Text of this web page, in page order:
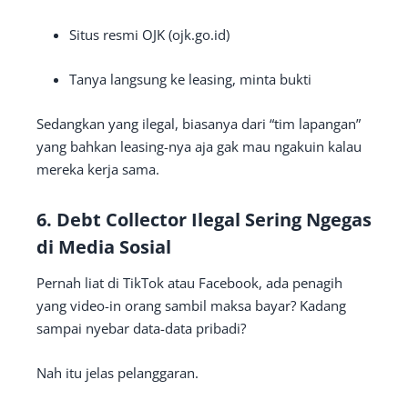
Situs resmi OJK (ojk.go.id)
Tanya langsung ke leasing, minta bukti
Sedangkan yang ilegal, biasanya dari “tim lapangan”
yang bahkan leasing-nya aja gak mau ngakuin kalau
mereka kerja sama.
6. Debt Collector Ilegal Sering Ngegas
di Media Sosial
Pernah liat di TikTok atau Facebook, ada penagih
yang video-in orang sambil maksa bayar? Kadang
sampai nyebar data-data pribadi?
Nah itu jelas pelanggaran.